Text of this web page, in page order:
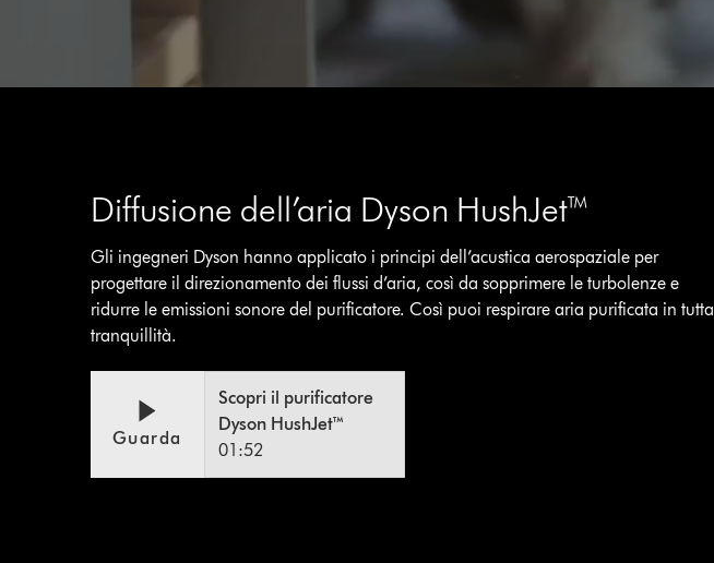
Diffusione dell’aria Dyson HushJet™
Gli ingegneri Dyson hanno applicato i principi dell’acustica aerospaziale per
progettare il direzionamento dei flussi d’aria, così da sopprimere le turbolenze e
ridurre le emissioni sonore del purificatore. Così puoi respirare aria purificata in tutta
tranquillità.
Transcript
trascrizione
videoGuarda
Scopri il purificatore
Dyson HushJet™
01:52